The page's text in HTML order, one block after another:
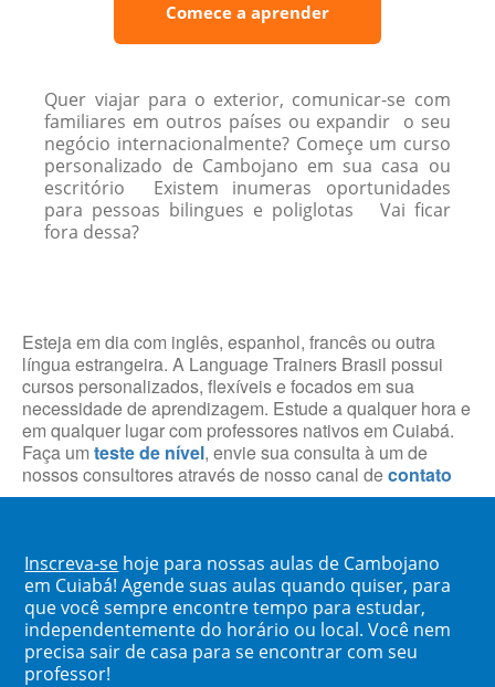
Comece a aprender
Quer viajar para o exterior, comunicar-se com
familiares em outros países ou expandir o seu
negócio internacionalmente? Começe um curso
personalizado de Cambojano em sua casa ou
escritório Existem inumeras oportunidades
para pessoas bilingues e poliglotas Vai ficar
fora dessa?
Esteja em dia com inglês, espanhol, francês ou outra
língua estrangeira. A Language Trainers Brasil possui
cursos personalizados, flexíveis e focados em sua
necessidade de aprendizagem. Estude a qualquer hora e
em qualquer lugar com professores nativos em Cuiabá.
Faça um teste de nível, envie sua consulta à um de
nossos consultores através de nosso canal decontato
Inscreva-se hoje para nossas aulas de Cambojano
em Cuiabá! Agende suas aulas quando quiser, para
que você sempre encontre tempo para estudar,
independentemente do horário ou local. Você nem
precisa sair de casa para se encontrar com seu
professor!